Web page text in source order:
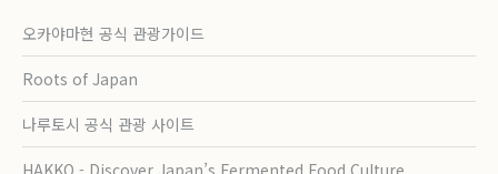
오카야마현 공식 관광가이드
Roots of Japan
나루토시 공식 관광 사이트